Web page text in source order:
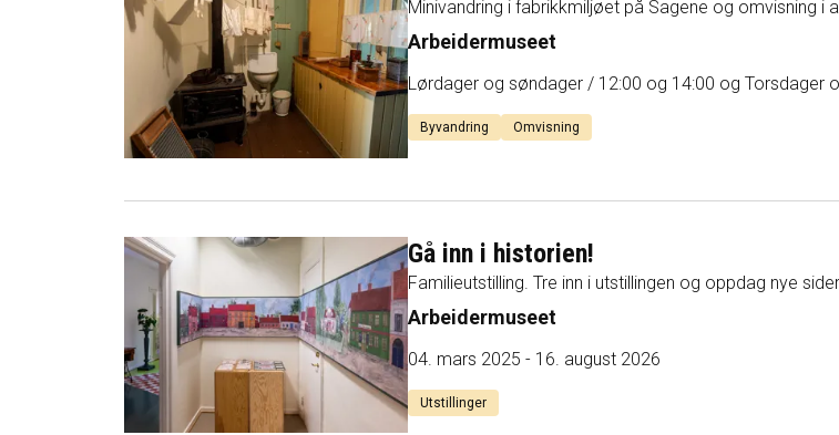
Minivandring i fabrikkmiljøet på Sagene og omvisning i
Arbeidermuseet
Lørdager og søndager / 12:00 og 14:00 og Torsdager
Byvandring Omvisning
Gå inn i historien!
Familieutstilling. Tre inn i utstillingen og oppdag nye
Arbeidermuseet
04. mars 2025 - 16. august 2026
Utstillinger